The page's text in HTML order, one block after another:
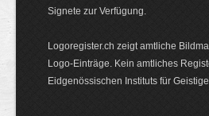
Signete zur Verfügung.
Logoregister.ch zeigt amtliche
Logo-Einträge. Kein amtliches
Eidgenössischen Instituts für